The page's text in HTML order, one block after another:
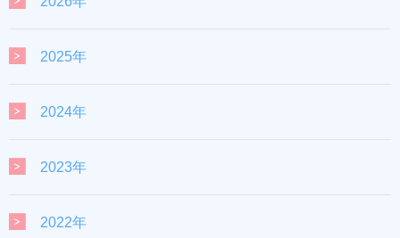
2025年
2024年
2023年
2022年